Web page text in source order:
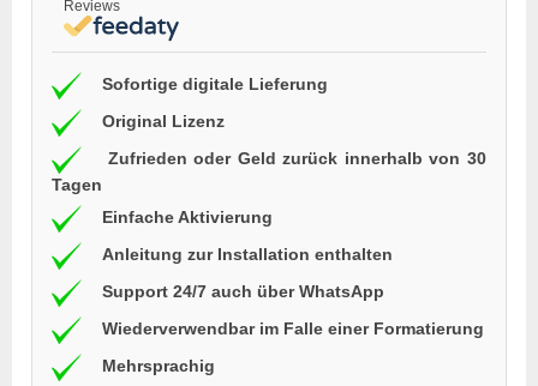
Reviews
Sofortige digitale Lieferung
Original Lizenz
Zufrieden oder Geld zurück innerhalb von 30
Tagen
Einfache Aktivierung
Anleitung zur Installation enthalten
Support 24/7 auch über WhatsApp
Wiederverwendbar im Falle einer Formatierung
Mehrsprachig